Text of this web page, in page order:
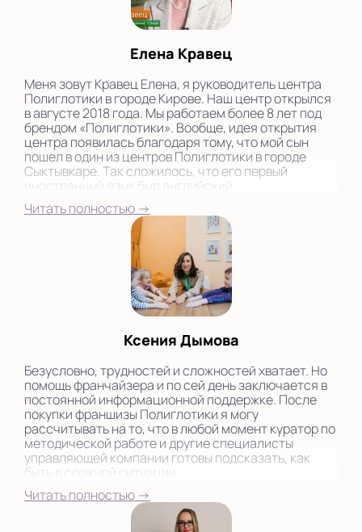
Елена Кравец
Меня зовут Кравец Елена, я руководитель центра
Полиглотики в городе Кирове. Наш центр открылся
в августе 2018 года. Мы работаем более 8 лет под
брендом «Полиглотики». Вообще, идея открытия
центра появилась благодаря тому, что мой сын
пошел в один из центров Полиглотики в городе
Сыктывкаре. Так сложилось, что его первый
иностранный язык был английский.
Читать полностью →
Ксения Дымова
Безусловно, трудностей и сложностей хватает. Но
помощь франчайзера и по сей день заключается в
постоянной информационной поддержке. После
покупки франшизы Полиглотики я могу
рассчитывать на то, что в любой момент куратор по
методической работе и другие специалисты
управляющей компании готовы подсказать, как
быть в сложной ситуации...
Читать полностью →